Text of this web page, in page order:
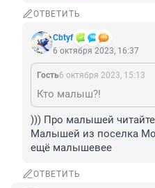
ОТВЕТИТЬ
Cbtyf
6 октября 2023, 16:37
Гость6 октября 2023, 15:13
Кто малыш?!
))) Про малышей
Малышей из поселка
ещё малышевее
ОТВЕТИТЬ